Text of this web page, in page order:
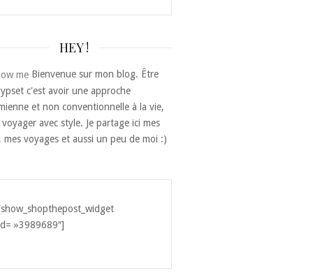
HEY !
Bienvenue sur mon blog. Être
c'est avoir une approche
et non conventionnelle à la vie,
avec style. Je partage ici mes
mes voyages et aussi un peu de moi :)
»3989689″]